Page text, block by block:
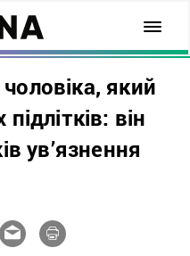
який
він
ув’язнення